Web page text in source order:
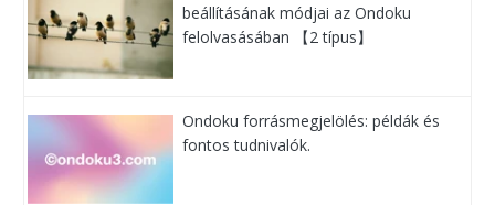
beállításának módjai az Ondoku
felolvasásában 【2 típus】
Ondoku forrásmegjelölés: példák és
fontos tudnivalók.